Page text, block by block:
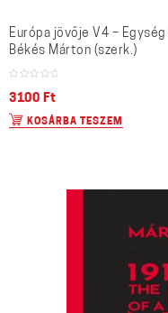
Európa jövője V4 –
Békés Márton (szerk.)
3100 Ft
KOSÁRBA TESZEM